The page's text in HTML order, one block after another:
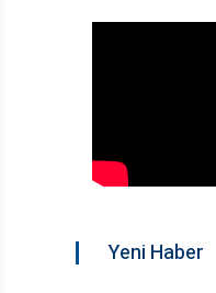
Yeni Haber